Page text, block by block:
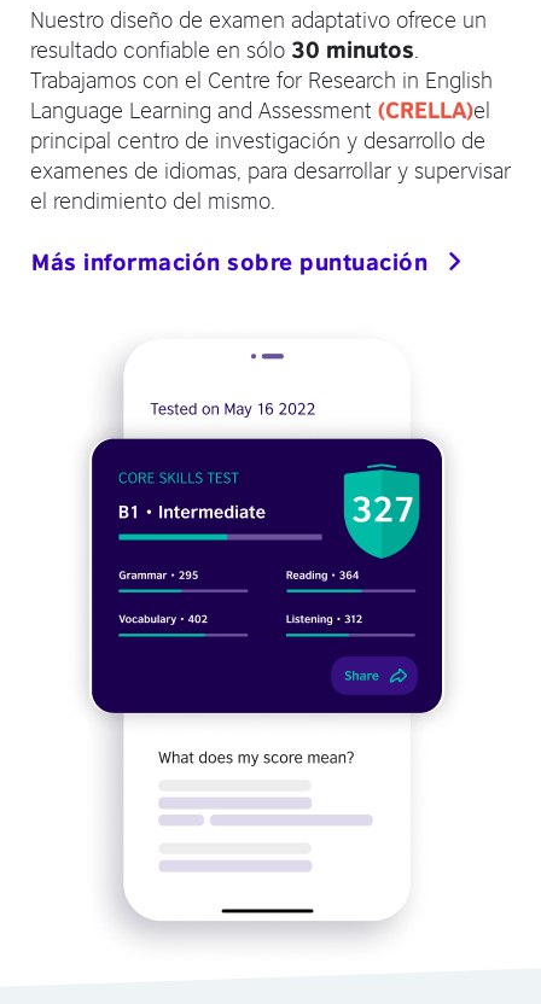
Nuestro diseño de examen adaptativo ofrece un
resultado confiable en sólo 30 minutos
Trabajamos con el Centre for Research in English
Language Learning and Assessment (CRELLA)el
principal centro de investigación y desarrollo de
examenes de idiomas, para desarrollar y supervisar
el rendimiento del mismo.
Más información sobre puntuación